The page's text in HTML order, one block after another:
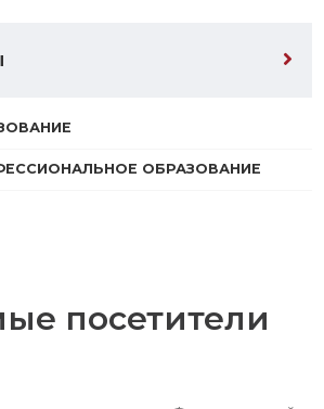
ОБРАЗОВАНИЕ
посетители